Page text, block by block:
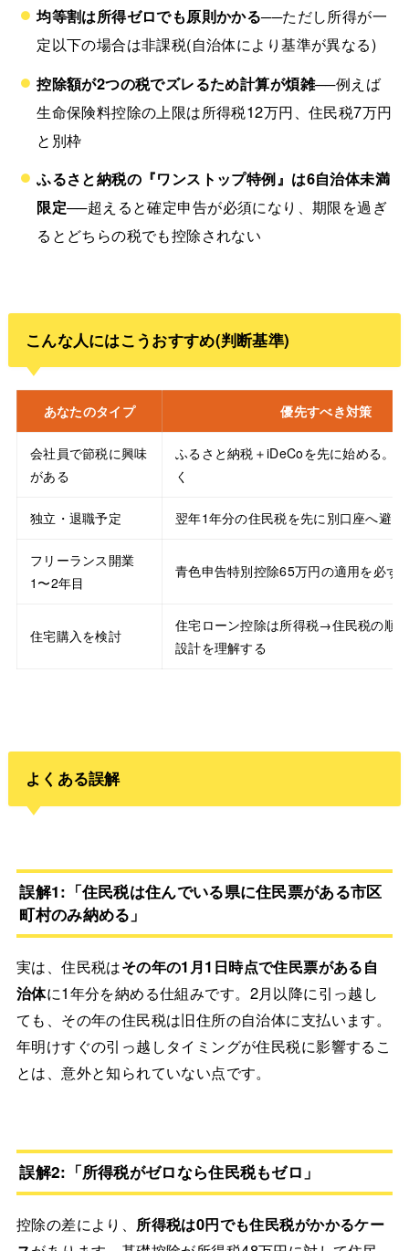
均等割は所得ゼロでも原則かかる──ただし所得が一
定以下の場合は非課税(自治体により基準が異なる)
控除額が2つの税でズレるため計算が煩雑──例えば
生命保険料控除の上限は所得税12万円、住民税7万円
と別枠
ふるさと納税の『ワンストップ特例』は6自治体未満
限定──超えると確定申告が必須になり、期限を過ぎ
るとどちらの税でも控除されない
こんな人にはこうおすすめ(判断基準)
あなたのタイプ 優先すべき対策
会社員で節税に興味
がある
ふるさと納税＋iDeCoを先に始める。
く
独立・退職予定 翌年1年分の住民税を先に別口座へ避け
フリーランス開業
1〜2年目
青色申告特別控除65万円の適用を必ず
住宅購入を検討
住宅ローン控除は所得税→住民税の順
設計を理解する
よくある誤解
誤解1:「住民税は住んでいる県に住民票がある市区
町村のみ納める」
実は、住民税はその年の1月1日時点で住民票がある自
治体に1年分を納める仕組みです。2月以降に引っ越し
ても、その年の住民税は旧住所の自治体に支払います。
年明けすぐの引っ越しタイミングが住民税に影響するこ
とは、意外と知られていない点です。
誤解2:「所得税がゼロなら住民税もゼロ」
控除の差により、 所得税は0円でも住民税がかかるケー